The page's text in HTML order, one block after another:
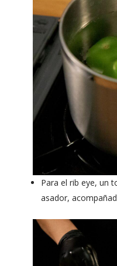
Para el rib eye, un
asador,